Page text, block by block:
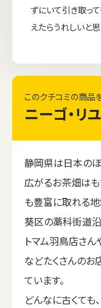
ずにいて引き取っ
えたらうれしいと思
このクチコミの商品
ニーゴ・リ
静岡県は日本の
広がるお茶畑はも
も豊富に取れる地
葵区の藁科街道沿
トマム羽鳥店さ
などたくさんの
ています。
どんなに古くて